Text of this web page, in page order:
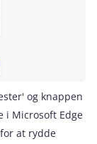
og knappen
i Microsoft Edge
at rydde